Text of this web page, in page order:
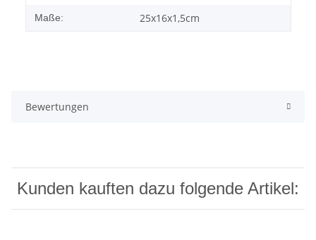
Maße: 25x16x1,5cm
Bewertungen
Kunden kauften dazu folgende Artikel: